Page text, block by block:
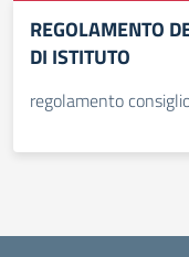
REGOLAMENTO
DI ISTITUTO
regolamento